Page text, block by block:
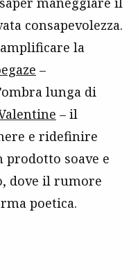
consapevolezza.
la
–
lunga di
– il
e ridefinire
soave e
dove il rumore
poetica.